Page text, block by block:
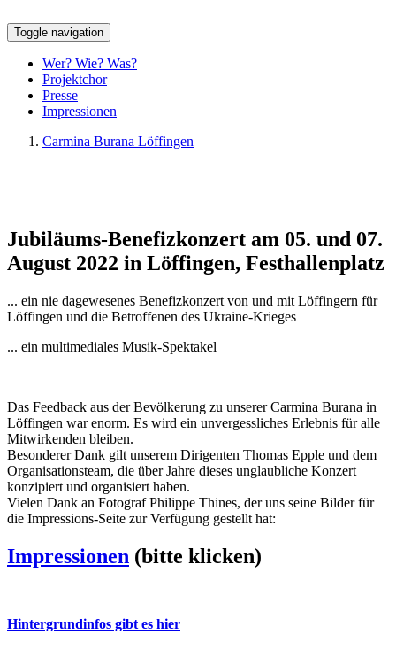
Toggle navigation
Wer? Wie? Was?
Projektchor
Presse
Impressionen
Carmina Burana Löffingen
Jubiläums-Benefizkonzert am 05. und 07.
August 2022 in Löffingen, Festhallenplatz
... ein nie dagewesenes Benefizkonzert von und mit Löffingern für
Löffingen und die Betroffenen des Ukraine-Krieges
... ein multimediales Musik-Spektakel
Das Feedback aus der Bevölkerung zu unserer Carmina Burana in
Löffingen war enorm. Es wird ein unvergessliches Erlebnis für alle
Mitwirkenden bleiben.
Besonderer Dank gilt unserem Dirigenten Thomas Epple und dem
Organisationsteam, die über Jahre dieses unglaubliche Konzert
konzipiert und organisiert haben.
Vielen Dank an Fotograf Philippe Thines, der uns seine Bilder für
die Impressions-Seite zur Verfügung gestellt hat:
Impressionen (bitte klicken)
Hintergrundinfos gibt es hier